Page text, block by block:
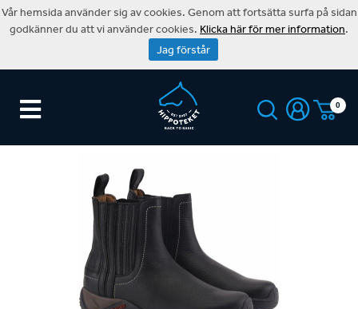
0
Vår hemsida använder sig av cookies. Genom att fortsätta surfa på sidan
godkänner du att vi använder cookies. Klicka här för mer information.
Jag förstår